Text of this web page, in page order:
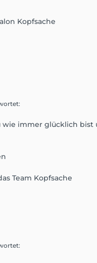
Kopfsache
:
wie immer glücklich
Team Kopfsache
: